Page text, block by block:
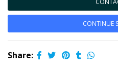
CONTINUE
Share: